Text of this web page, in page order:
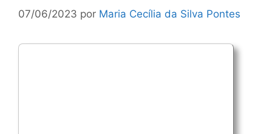
07/06/2023 por Maria Cecília da Silva Pontes